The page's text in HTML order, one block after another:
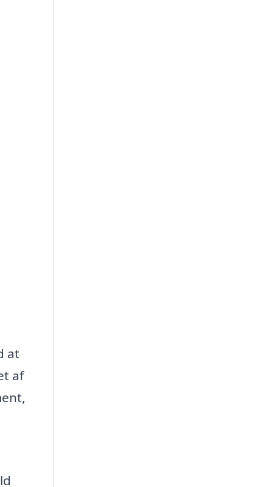
at
af